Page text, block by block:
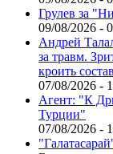
Грулев за
09/08/2026 -
Андрей
за травм.
кроить
07/08/2026 -
Агент: "К
Турции"
07/08/2026 -